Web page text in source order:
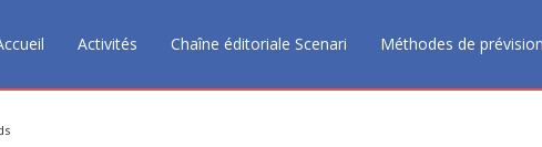
Activités Chaîne éditoriale Scenari Méthodes de